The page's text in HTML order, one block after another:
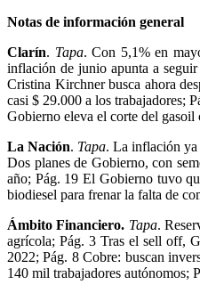
Notas de información general
Clarín. Tapa. Con 5,1% en
inflación de junio apunta a
Cristina Kirchner busca ahora
casi $ 29.000 a los trabajadores;
Gobierno eleva el corte del
La Nación. Tapa. La inflación ya
Dos planes de Gobierno, con
año; Pág. 19 El Gobierno tuvo
biodiesel para frenar la falta de
Ámbito Financiero. Tapa.
agrícola; Pág. 3 Tras el sell off,
2022; Pág. 8 Cobre: buscan
140 mil trabajadores autónomos;